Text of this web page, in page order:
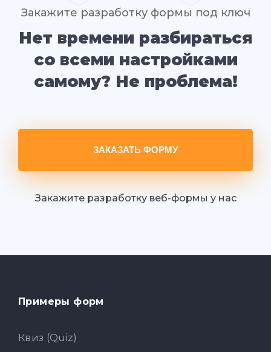
Закажите разработку формы под ключ
Нет времени разбираться
со всеми настройками
самому? Не проблема!
ЗАКАЗАТЬ ФОРМУ
Закажите разработку веб-формы у нас
Примеры форм
Квиз (Quiz)